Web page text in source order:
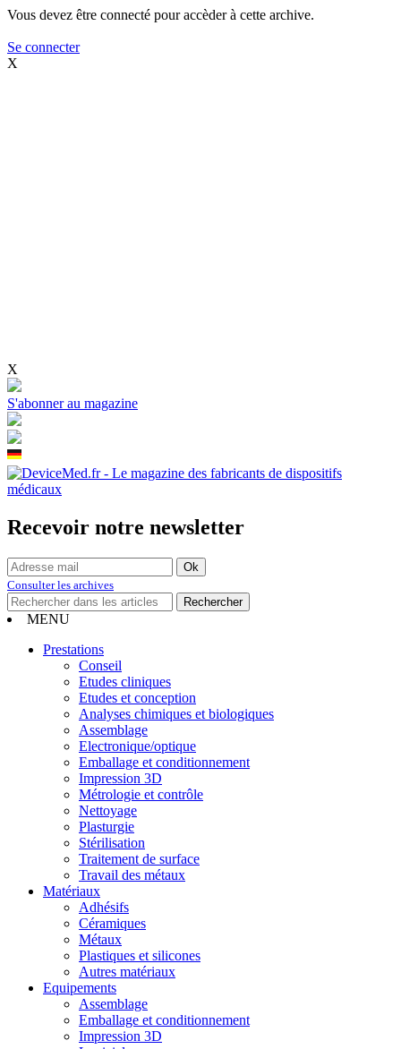
Vous devez être connecté pour accèder à cette archive.
Se connecter
X
X
S'abonner au magazine
Recevoir notre newsletter
Consulter les archives
MENU
Prestations
Conseil
Etudes cliniques
Etudes et conception
Analyses chimiques et biologiques
Assemblage
Electronique/optique
Emballage et conditionnement
Impression 3D
Métrologie et contrôle
Nettoyage
Plasturgie
Stérilisation
Traitement de surface
Travail des métaux
Matériaux
Adhésifs
Céramiques
Métaux
Plastiques et silicones
Autres matériaux
Equipements
Assemblage
Emballage et conditionnement
Impression 3D